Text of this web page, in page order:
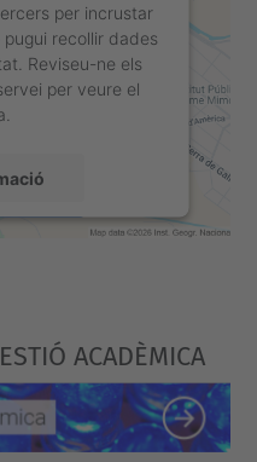
per incrustar
recollir dades
Reviseu-ne els
per veure el
ACADÈMICA